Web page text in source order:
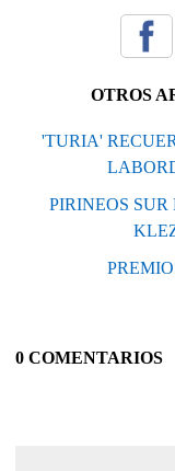
OTROS
'TURIA'
PIRINEOS
0 COMENTARIOS